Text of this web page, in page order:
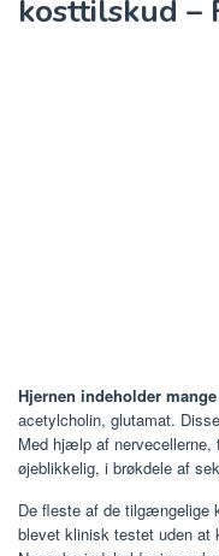
kosttilskud –
Hjernen indeholder
acetylcholin, glutamat.
Med hjælp af nervecellerne,
øjeblikkelig, i brøkdele af
De fleste af de tilgængelige
blevet klinisk testet uden at